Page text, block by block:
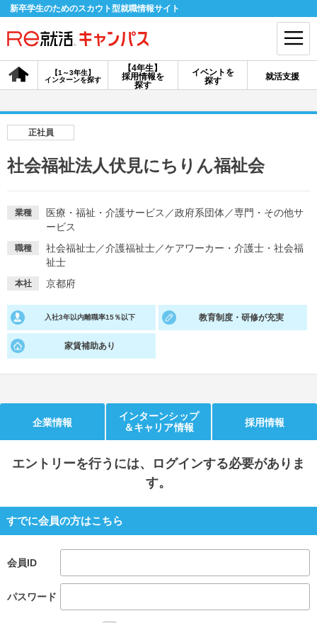
新卒学生のためのスカウト型就職情報サイト
【4年生】
採用情報を
探す
【1～3年生】
インターンを探す
イベントを
探す
就活支援
会員登録 ログイン
採用情報を探す
説明会を探す
インターンを探す
イベントを探す
就活ノウハウ・サポート
就活支援
あなたに合う仕事を診断！ 動画で対策講座をチェック
就活時事ニュースを更新 不明点があればこちら
正社員
社会福祉法人伏見にちりん福祉会
業種 医療・福祉・介護サービス ／政府系団体／専門・その他サ
ービス
職種 社会福祉士／介護福祉士／ケアワーカー・介護士・社会福
祉士
本社 京都府
入社3年以内離職率15％以下 教育制度・研修が充実
家賃補助あり
企業情報
インターンシップ
＆キャリア情報
採用情報
エントリーを行うには、ログインする必要がありま
す。
すでに会員の方はこちら
会員ID
パスワード